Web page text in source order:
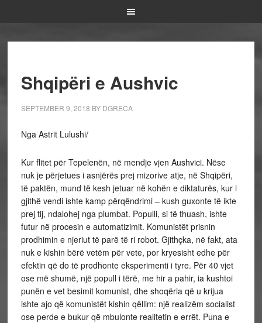
Shqipëri e Aushvic
SEPTEMBER 9, 2018 BY DGRECA
Nga Astrit Lulushi/
Kur flitet për Tepelenën, në mendje vjen Aushvici. Nëse
nuk je përjetues i asnjërës prej mizorive atje, në Shqipëri,
të paktën, mund të kesh jetuar në kohën e diktaturës, kur i
gjithë vendi ishte kamp përqëndrimi – kush guxonte të ikte
prej tij, ndalohej nga plumbat. Populli, si të thuash, ishte
futur në procesin e automatizimit. Komunistët prisnin
prodhimin e njeriut të parë të ri robot. Gjithçka, në fakt, ata
nuk e kishin bërë vetëm për vete, por kryesisht edhe për
efektin që do të prodhonte eksperimenti i tyre. Për 40 vjet
ose më shumë, një popull i tërë, me hir a pahir, ia kushtoi
punën e vet besimit komunist, dhe shoqëria që u krijua
ishte ajo që komunistët kishin qëllim: një realizëm socialist
ose perde e bukur që mbulonte realitetin e errët. Puna e